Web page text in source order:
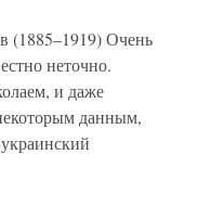
(1885–1919) Очень
неточно.
и даже
данным,